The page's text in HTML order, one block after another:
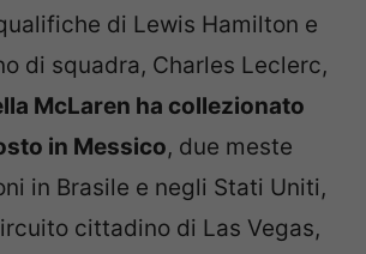
di Lewis Hamilton e
di squadra, Charles Leclerc,
McLaren ha collezionato
in Messico, due meste
in Brasile e negli Stati Uniti,
cittadino di Las Vegas,